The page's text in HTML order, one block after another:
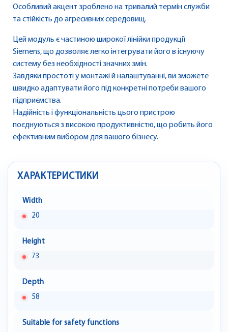
Особливий акцент зроблено на тривалий термін служби
та стійкість до агресивних середовищ.
Цей модуль є частиною широкої лінійки продукції
Siemens, що дозволяє легко інтегрувати його в існуючу
систему без необхідності значних змін.
Завдяки простоті у монтажі й налаштуванні, ви зможете
швидко адаптувати його під конкретні потреби вашого
підприємства.
Надійність і функціональність цього пристрою
поєднуються з високою продуктивністю, що робить його
ефективним вибором для вашого бізнесу.
ХАРАКТЕРИСТИКИ
Width
20
Height
73
Depth
58
Suitable for safety functions